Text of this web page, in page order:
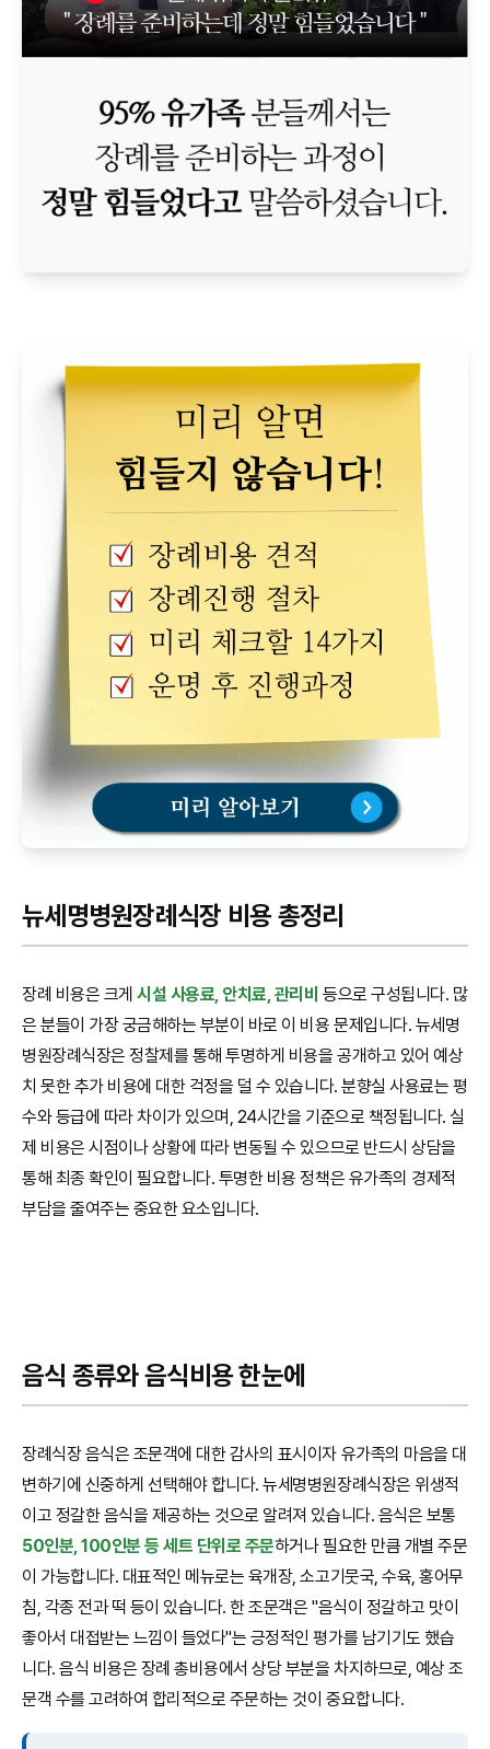
뉴세명병원장례식장 비용 총정리
장례 비용은 크게시설 사용료, 안치료, 관리비 등으로 구성됩니다. 많
은 분들이 가장 궁금해하는 부분이 바로 이 비용 문제입니다. 뉴세명
병원장례식장은 정찰제를 통해 투명하게 비용을 공개하고 있어 예상
치 못한 추가 비용에 대한 걱정을 덜 수 있습니다. 분향실 사용료는 평
수와 등급에 따라 차이가 있으며, 24시간을 기준으로 책정됩니다. 실
제 비용은 시점이나 상황에 따라 변동될 수 있으므로 반드시 상담을
통해 최종 확인이 필요합니다. 투명한 비용 정책은 유가족의 경제적
부담을 줄여주는 중요한 요소입니다.
음식 종류와 음식비용 한눈에
장례식장 음식은 조문객에 대한 감사의 표시이자 유가족의 마음을 대
변하기에 신중하게 선택해야 합니다. 뉴세명병원장례식장은 위생적
이고 정갈한 음식을 제공하는 것으로 알려져 있습니다. 음식은 보통
50인분, 100인분 등 세트 단위로 주문하거나 필요한 만큼 개별 주문
이 가능합니다. 대표적인 메뉴로는 육개장, 소고기뭇국, 수육, 홍어무
침, 각종 전과 떡 등이 있습니다. 한 조문객은 "음식이 정갈하고 맛이
좋아서 대접받는 느낌이 들었다"는 긍정적인 평가를 남기기도 했습
니다. 음식 비용은 장례 총비용에서 상당 부분을 차지하므로, 예상 조
문객 수를 고려하여 합리적으로 주문하는 것이 중요합니다.